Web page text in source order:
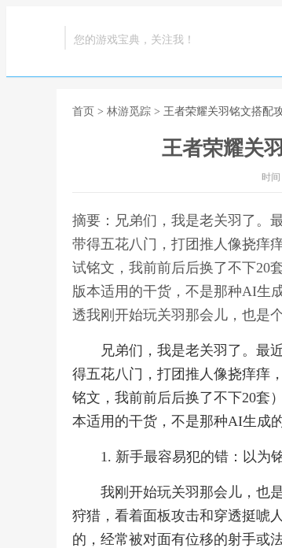
您的游戏宝典，关注我！
首页 > 林游觅踪 > 王者荣耀关羽铭文搭配
王者荣耀关
时间
摘要：兄弟们，我是老关羽了。
带得五花八门，打团推人像挠痒
试铭文，我前前后后换了不下20
版本适用的干货，不是那种AI生
透我刚开始玩关羽那会儿，也是
兄弟们，我是老关羽了。最
得五花八门，打团推人像挠痒痒
铭文，我前前后后换了不下20套
本适用的干货，不是那种AI生成
1. 新手最容易犯的错：以为
我刚开始玩关羽那会儿，也
狩猎，看着面板攻击和穿透挺唬
的，经常被对面有位移的射手或